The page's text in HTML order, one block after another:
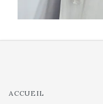
ACCUEIL